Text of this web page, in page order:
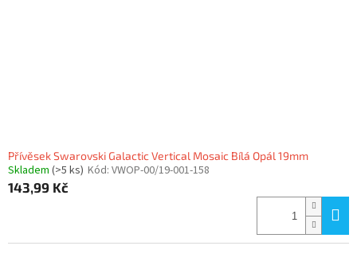
Přívěsek Swarovski Galactic Vertical Mosaic Bílá Opál 19mm
Skladem (>5 ks) Kód: VWOP-00/19-001-158
143,99 Kč